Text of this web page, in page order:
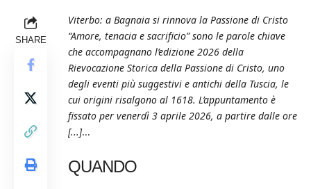
SHARE
Viterbo: a Bagnaia si rinnova la Passione di Cristo
“Amore, tenacia e sacrificio” sono le parole chiave
che accompagnano l’edizione 2026 della
Rievocazione Storica della Passione di Cristo, uno
degli eventi più suggestivi e antichi della Tuscia, le
cui origini risalgono al 1618. L’appuntamento è
fissato per venerdì 3 aprile 2026, a partire dalle ore
[...]...
QUANDO